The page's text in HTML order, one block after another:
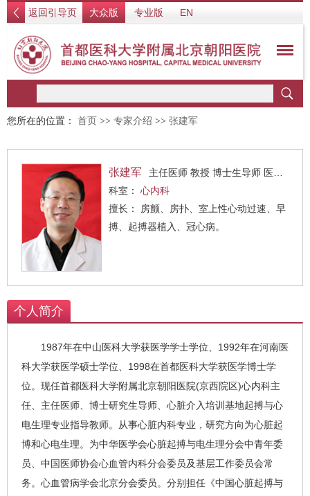
返回引导页 大众版 专业版 EN
您所在的位置： 首页 >> 专家介绍 >> 张建军
张建军
主任医师 教授 博士生导师 医学博士
科室： 心内科
擅长： 房颤、房扑、室上性心动过速、早
搏、起搏器植入、冠心病。
个人简介
1987年在中山医科大学获医学学士学位、1992年在河南医
科大学获医学硕士学位、1998在首都医科大学获医学博士学
位。现任首都医科大学附属北京朝阳医院(京西院区)心内科主
任、主任医师、博士研究生导师、心脏介入培训基地起搏与心
电生理专业指导教师。从事心脏内科专业，研究方向为心脏起
博和心电生理。为中华医学会心脏起搏与电生理分会中青年委
员、中国医师协会心血管内科分会委员及基层工作委员会常
务。心血管病学会北京分会委员。分别担任《中国心脏起搏与